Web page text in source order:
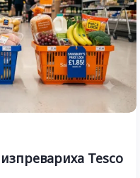
Tesco